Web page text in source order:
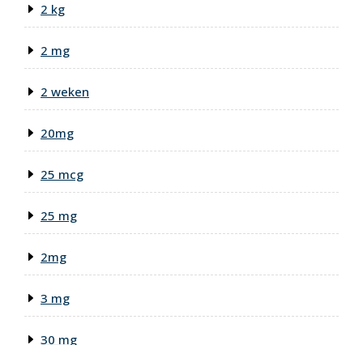
2 kg
2 mg
2 weken
20mg
25 mcg
25 mg
2mg
3 mg
30 mg